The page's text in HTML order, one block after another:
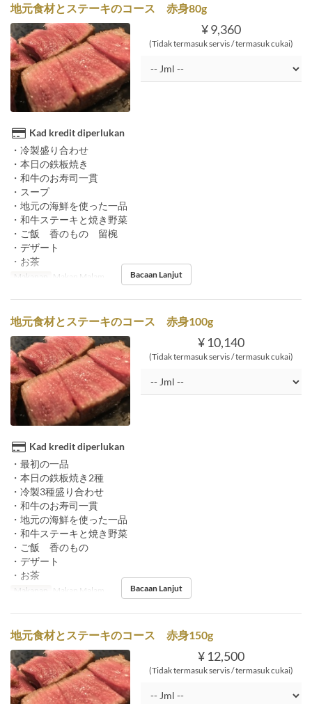
地元食材とステーキのコース 赤身80g
¥ 9,360
(Tidak termasuk servis / termasuk cukai)
Kad kredit diperlukan
・冷製盛り合わせ
・本日の鉄板焼き
・和牛のお寿司一貫
・スープ
・地元の海鮮を使った一品
・和牛ステーキと焼き野菜
・ご飯 香のもの 留椀
・デザート
・お茶
Makanan Makan Malam Bacaan Lanjut
地元食材とステーキのコース 赤身100g
¥ 10,140
(Tidak termasuk servis / termasuk cukai)
Kad kredit diperlukan
・最初の一品
・本日の鉄板焼き2種
・冷製3種盛り合わせ
・和牛のお寿司一貫
・地元の海鮮を使った一品
・和牛ステーキと焼き野菜
・ご飯 香のもの
・デザート
・お茶
Makanan Makan Malam Bacaan Lanjut
地元食材とステーキのコース 赤身150g
¥ 12,500
(Tidak termasuk servis / termasuk cukai)